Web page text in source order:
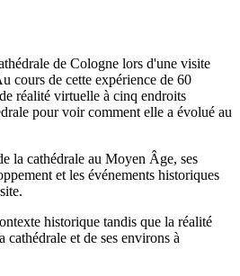
de Cologne lors d'une visite
cours de cette expérience de 60
réalité virtuelle à cinq endroits
pour voir comment elle a évolué au
la cathédrale au Moyen Âge, ses
et les événements historiques
historique tandis que la réalité
cathédrale et de ses environs à